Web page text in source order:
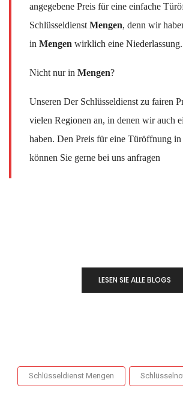
angegebene Preis für eine einfache
Schlüsseldienst Mengen, denn wir
in Mengen wirklich eine Niederlassung.
Nicht nur in Mengen?
Unseren Der Schlüsseldienst zu fairen
vielen Regionen an, in denen wir auch
haben. Den Preis für eine Türöffnung
können Sie gerne bei uns anfragen
LESEN SIE ALLE BLOGS
Schlüsseldienst Mengen